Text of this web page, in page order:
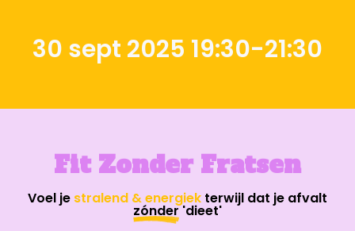
30 sept 2025 19:30-21:30
Fit Zonder Fratsen
Voel je stralend & energiek terwijl dat je afvalt
zónder'dieet'